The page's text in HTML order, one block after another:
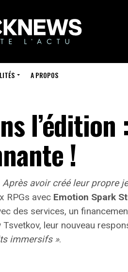
A PROPOS
l’édition
!
Après avoir créé leur propre
RPGs avec Emotion Spark
des services, un
leur nouveau
immersifs ».